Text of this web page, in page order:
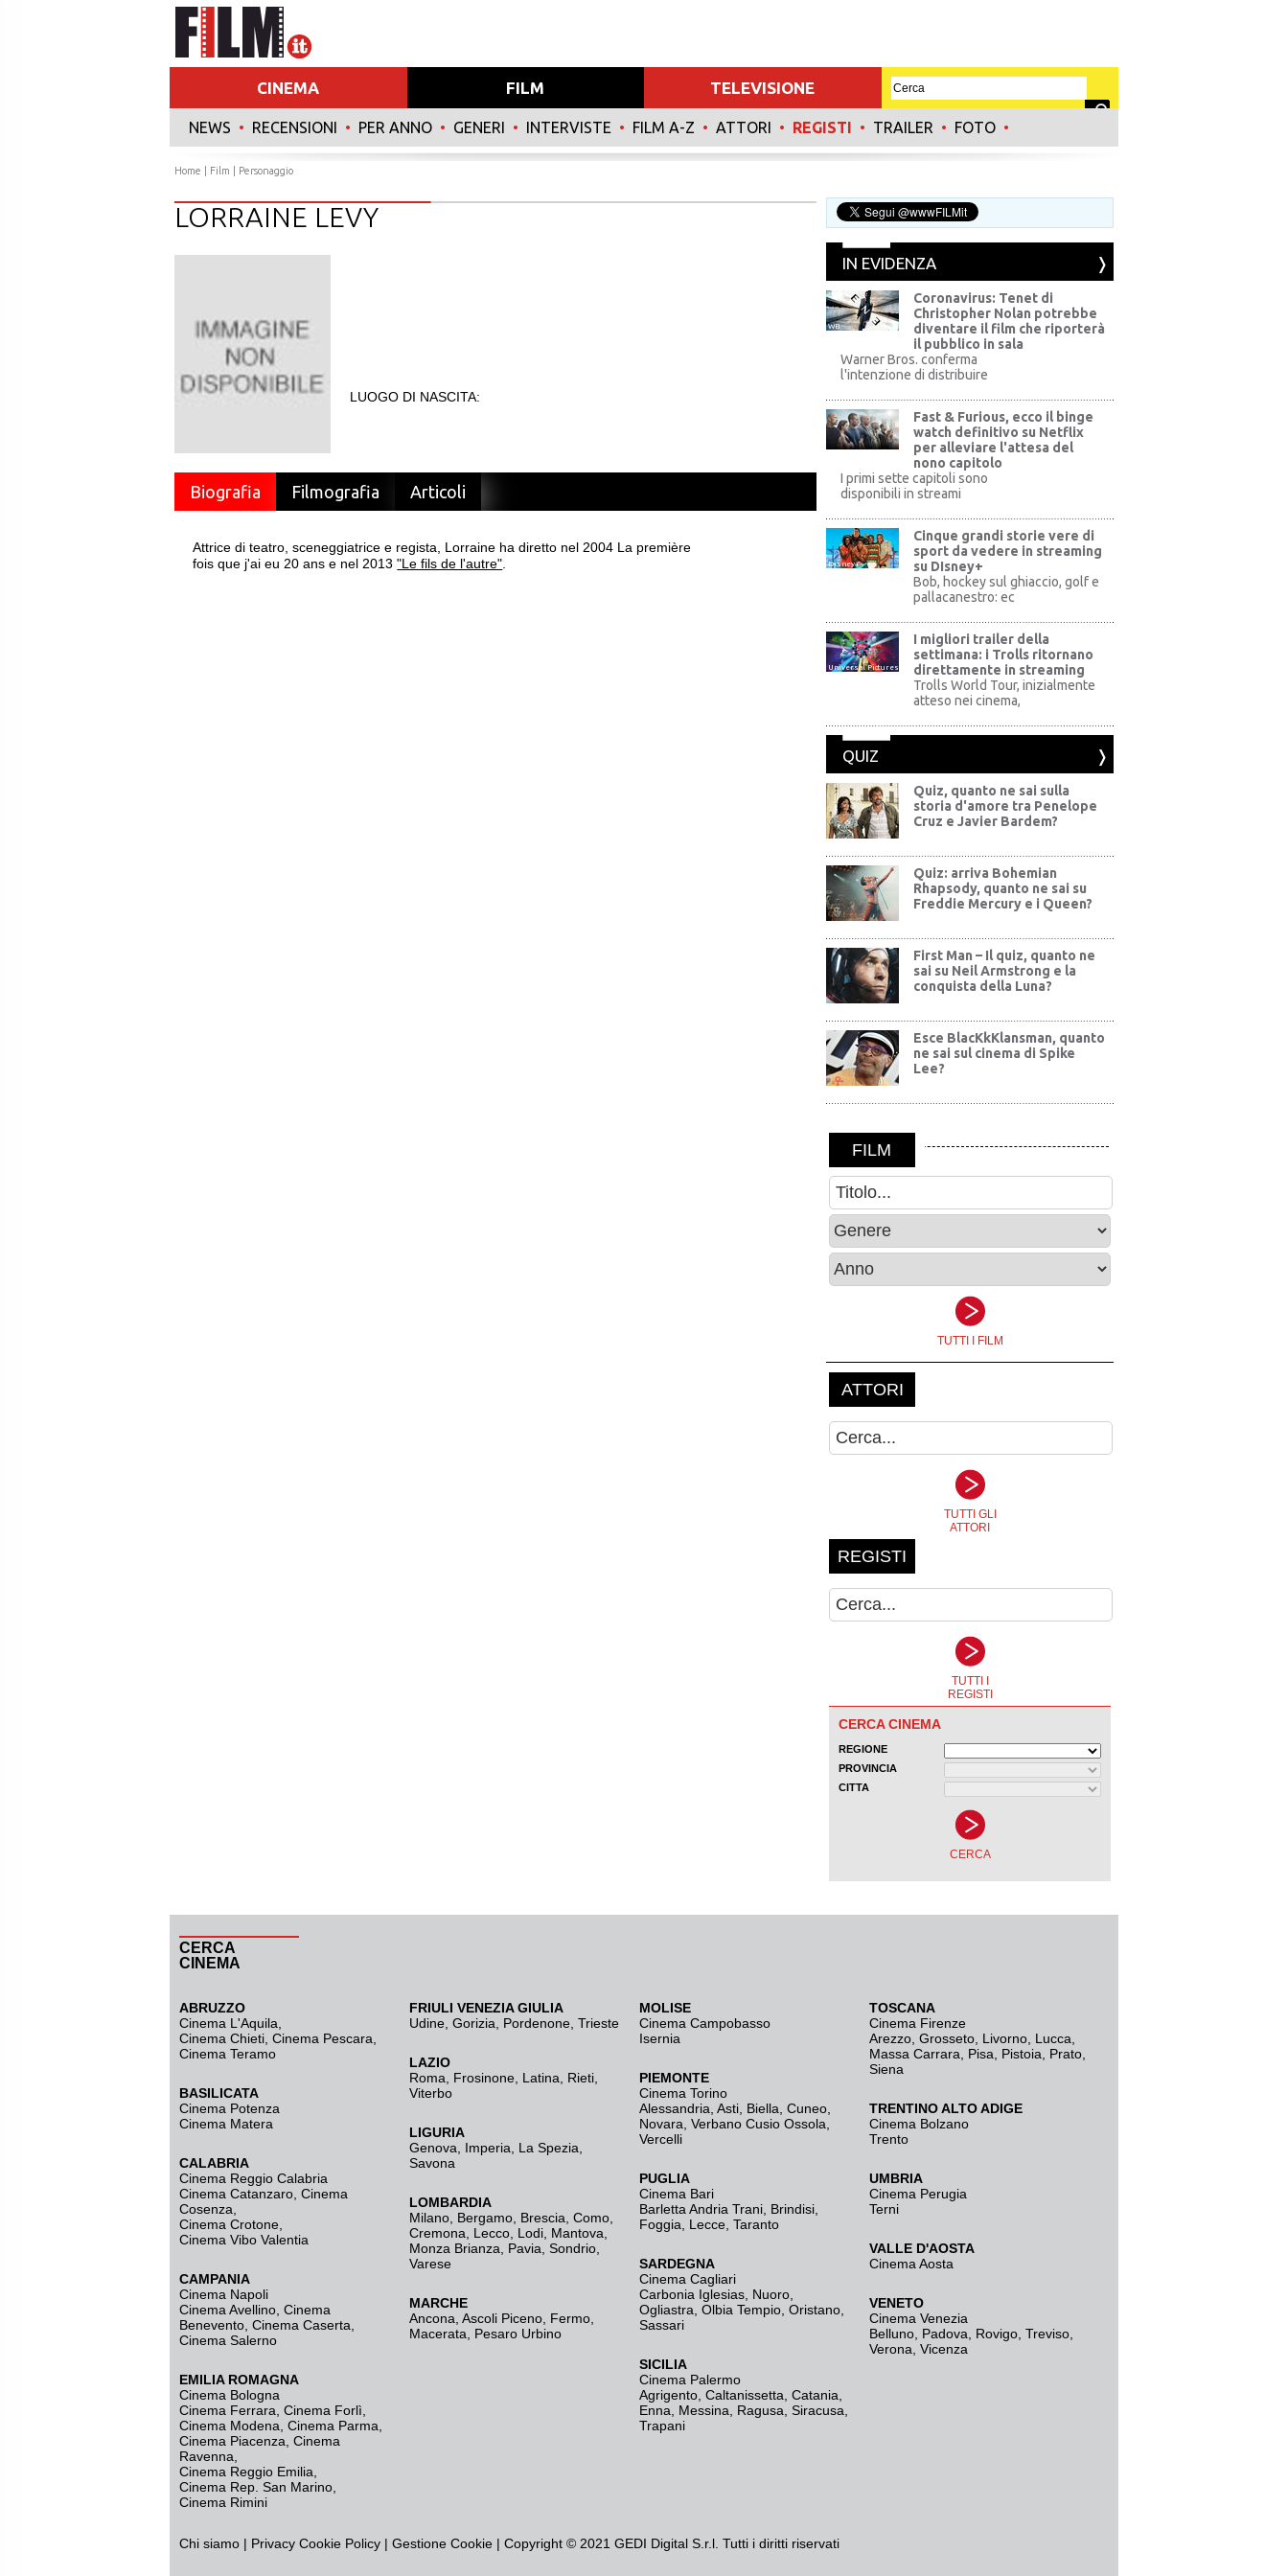
CINEMA FILM TELEVISIONE
NEWS • RECENSIONI • PER ANNO • GENERI • INTERVISTE • FILM A-Z • ATTORI • REGISTI • TRAILER • FOTO •
Home Film | Personaggio
LORRAINE LEVY
LUOGO DI NASCITA:
Biografia Filmografia Articoli
Attrice di teatro, sceneggiatrice e regista, Lorraine ha diretto nel 2004 La première
fois que j'ai eu 20 ans e nel 2013"Le fils de l'autre"
IN EVIDENZA
WB
Coronavirus: Tenet di
Christopher Nolan potrebbe
diventare il film che riporterà
il pubblico in sala
Warner Bros. conferma
l'intenzione di distribuire
Fast & Furious, ecco il binge
watch definitivo su Netflix
per alleviare l'attesa del
nono capitolo
I primi sette capitoli sono
disponibili in streami
Disney+
Cinque grandi storie vere di
sport da vedere in streaming
su DIsney+
Bob, hockey sul ghiaccio, golf e
pallacanestro: ec
Universal Pictures
I migliori trailer della
settimana: i Trolls ritornano
direttamente in streaming
Trolls World Tour, inizialmente
atteso nei cinema,
QUIZ
Quiz, quanto ne sai sulla
storia d'amore tra Penelope
Cruz e Javier Bardem?
Quiz: arriva Bohemian
Rhapsody, quanto ne sai su
Freddie Mercury e i Queen?
First Man – Il quiz, quanto ne
sai su Neil Armstrong e la
conquista della Luna?
Esce BlacKkKlansman, quanto
ne sai sul cinema di Spike
Lee?
CERCA
CINEMA
ABRUZZO
Cinema L'Aquila
Cinema Chieti, Cinema Pescara,
Cinema Teramo
BASILICATA
Cinema Potenza
Cinema Matera
CALABRIA
Cinema Reggio Calabria
Cinema Catanzaro Cinema
Cosenza
Cinema Crotone
Cinema Vibo Valentia
CAMPANIA
Cinema Napoli
Cinema Avellino Cinema
Benevento Cinema Caserta
Cinema Salerno
EMILIA ROMAGNA
Cinema Bologna
Cinema Ferrara Cinema Forlì
Cinema Modena Cinema Parma
Cinema Piacenza Cinema
Ravenna
Cinema Reggio Emilia
Cinema Rep. San Marino
Cinema Rimini
FRIULI VENEZIA GIULIA
Udine Gorizia Pordenone Trieste
LAZIO
Roma
Frosinone Latina Rieti
Viterbo
LIGURIA
Genova
Imperia La Spezia
Savona
LOMBARDIA
Milano Bergamo Brescia, Como
Cremona
Lecco Lodi Mantova
Monza Brianza
Pavia Sondrio
Varese
MARCHE
Ancona Ascoli Piceno Fermo
Macerata
Pesaro Urbino
MOLISE
Cinema Campobasso
Isernia
PIEMONTE
Cinema Torino
Alessandria Asti Biella Cuneo
Novara Verbano Cusio Ossola
Vercelli
PUGLIA
Cinema Bari
Barletta Andria Trani Brindisi
Foggia
Lecce Taranto
SARDEGNA
Cinema Cagliari
Carbonia Iglesias Nuoro
Ogliastra Olbia Tempio Oristano
Sassari
SICILIA
Cinema Palermo
Agrigento Caltanissetta Catania
Enna
Messina Ragusa Siracusa
Trapani
TOSCANA
Cinema Firenze
Arezzo Grosseto Livorno Lucca
Massa Carrara
Pisa Pistoia Prato
Siena
TRENTINO ALTO ADIGE
Cinema Bolzano
Trento
UMBRIA
Cinema Perugia
Terni
VALLE D'AOSTA
Cinema Aosta
VENETO
Cinema Venezia
Belluno Padova Rovigo Treviso
Verona Vicenza
Chi siamo | Privacy Cookie Policy | Gestione Cookie | Copyright © 2021 GEDI Digital S.r.l. Tutti i diritti riservati